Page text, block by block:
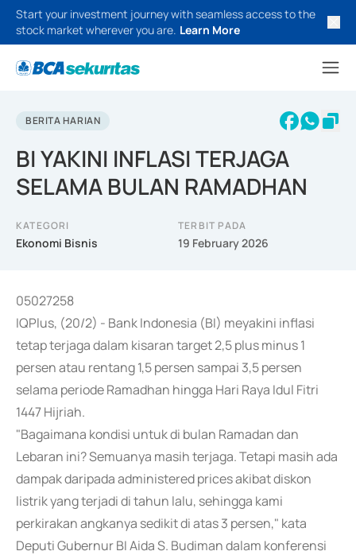
Start your investment journey with seamless access to the
stock market wherever you are. Learn More
BERITA HARIAN
BI YAKINI INFLASI TERJAGA
SELAMA BULAN RAMADHAN
KATEGORI
Ekonomi Bisnis
TERBIT PADA
19 February 2026
05027258
IQPlus, (20/2) - Bank Indonesia (BI) meyakini inflasi
tetap terjaga dalam kisaran target 2,5 plus minus 1
persen atau rentang 1,5 persen sampai 3,5 persen
selama periode Ramadhan hingga Hari Raya Idul Fitri
1447 Hijriah.
"Bagaimana kondisi untuk di bulan Ramadan dan
Lebaran ini? Semuanya masih terjaga. Tetapi masih ada
dampak daripada administered prices akibat diskon
listrik yang terjadi di tahun lalu, sehingga kami
perkirakan angkanya sedikit di atas 3 persen," kata
Deputi Gubernur BI Aida S. Budiman dalam konferensi